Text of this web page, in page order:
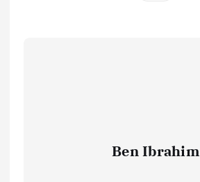
Ben Ibrahim